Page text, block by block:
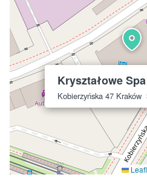
Kryształowe Spa
Kobierzyńska 47 Kraków